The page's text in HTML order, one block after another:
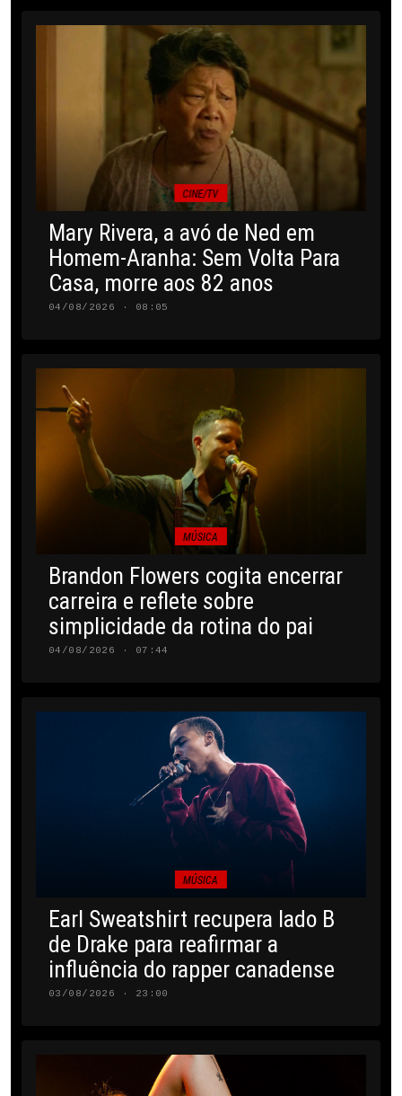
CINE/TV
Mary Rivera, a avó de Ned em
Homem-Aranha: Sem Volta Para
Casa, morre aos 82 anos
04/08/2026 · 08:05
MÚSICA
Brandon Flowers cogita encerrar
carreira e reflete sobre
simplicidade da rotina do pai
04/08/2026 · 07:44
MÚSICA
Earl Sweatshirt recupera lado B
de Drake para reafirmar a
influência do rapper canadense
03/08/2026 · 23:00